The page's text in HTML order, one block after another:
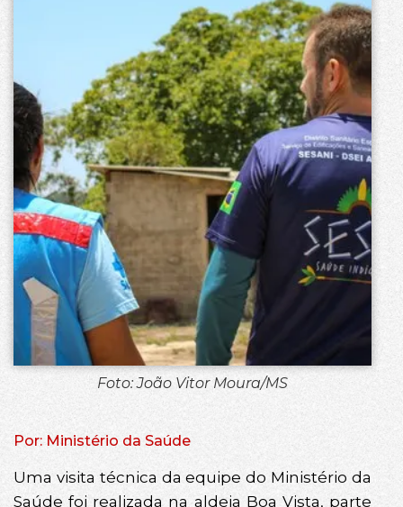
Foto: João Vitor Moura/MS
Por: Ministério da Saúde
Uma visita técnica da equipe do Ministério da
Saúde foi realizada na aldeia Boa Vista, parte